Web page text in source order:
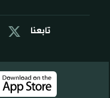
تابعنا